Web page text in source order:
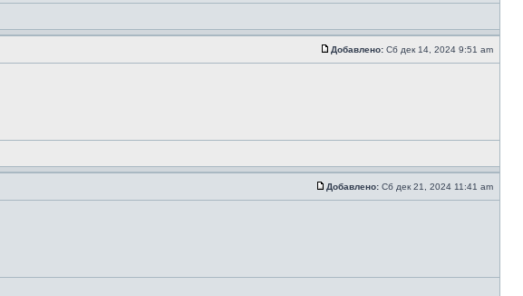
Добавлено: Сб дек 14, 2024 9:51 am
Добавлено: Сб дек 21, 2024 11:41 am